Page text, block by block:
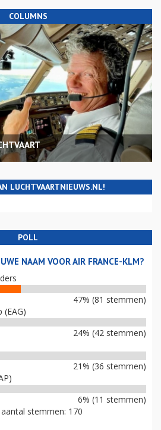
COLUMNS
LUCHTVAARTNIEUWS.NL!
POLL
NAAM VOOR AIR FRANCE-KLM?
47% (81 stemmen)
(EAG)
24% (42 stemmen)
21% (36 stemmen)
6% (11 stemmen)
stemmen: 170